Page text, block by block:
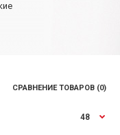
СРАВНЕНИЕ ТОВАРОВ (0)